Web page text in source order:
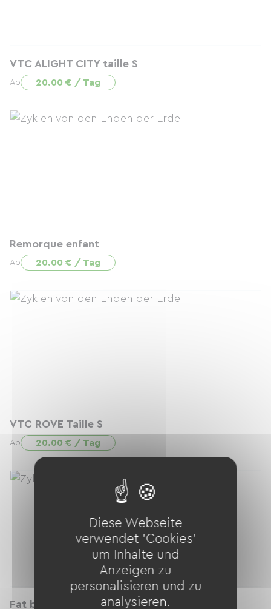
VTC ALIGHT CITY taille S
Ab 20.00 € / Tag
Remorque enfant
Ab 20.00 € / Tag
VTC ROVE Taille S
Ab 20.00 € / Tag
Fat bike Wello 20 Pouce
Diese Webseite
verwendet 'Cookies'
um Inhalte und
Anzeigen zu
personalisieren und zu
analysieren.